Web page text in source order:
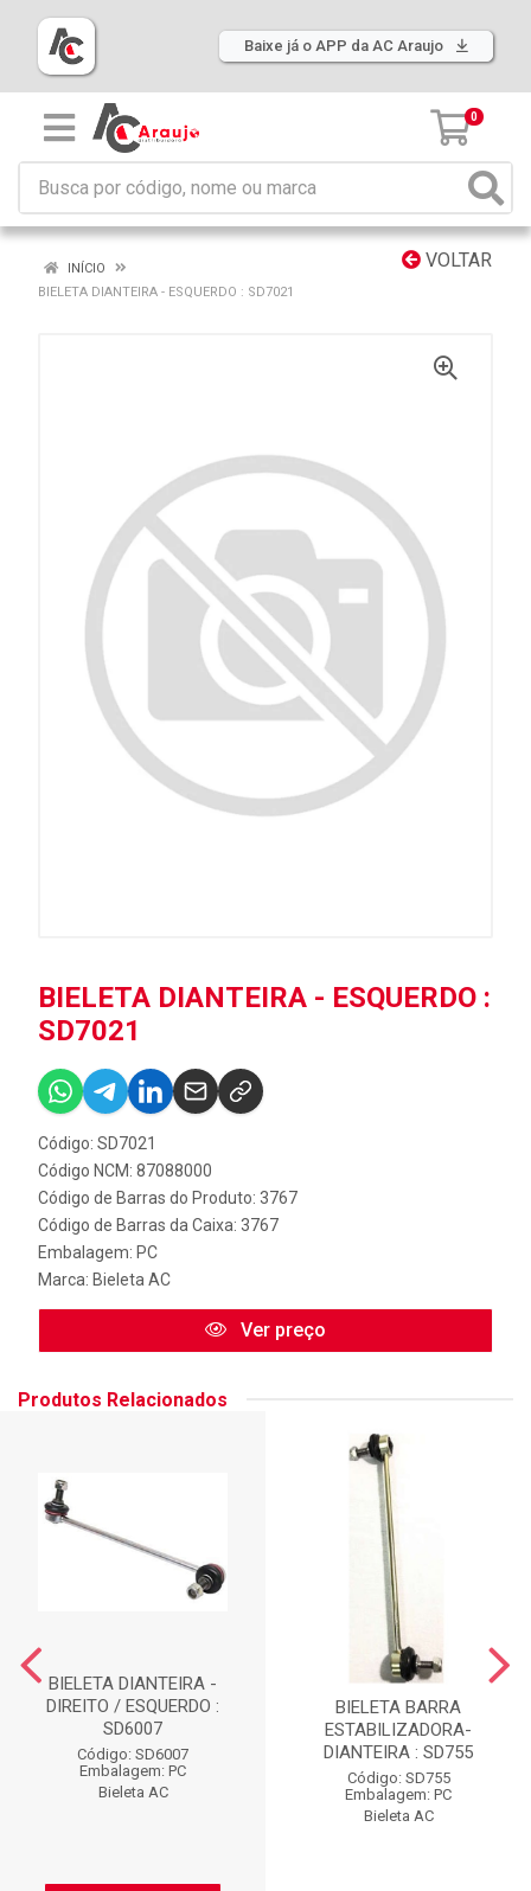
Baixe já o APP da AC Araujo
0
VOLTAR
INÍCIO
BIELETA DIANTEIRA - ESQUERDO : SD7021
BIELETA DIANTEIRA - ESQUERDO :
SD7021
Código: SD7021
Código NCM: 87088000
Código de Barras do Produto: 3767
Código de Barras da Caixa: 3767
Embalagem: PC
Marca: Bieleta AC
Ver preço
Produtos Relacionados
BIELETA DIANTEIRA -
DIREITO / ESQUERDO :
SD6007
Código: SD6007
Embalagem: PC
Bieleta AC
BIELETA BARRA
ESTABILIZADORA-
DIANTEIRA : SD755
Código: SD755
Embalagem: PC
Bieleta AC